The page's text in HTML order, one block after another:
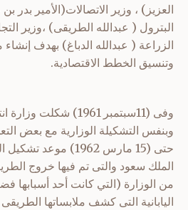
العزيز) ، وزير الاتصالات(الأمير بدر
البترول ( عبدالله الطريقى) ،وزير
الزراعة ( عبدالله الدباغ) بهدف إنشاء
وتنسيق الخطط الاقتصادية.
وفى (11سبتمبر 1961)
وبنفس التشكيلة الوزارية مع بعض
حتى (15 مارس 1962)
الملك سعود والتى تم فيها خروج
من الوزارة (التي كانت أحد أسبابها
اليابانية التى كشف ملابساتها